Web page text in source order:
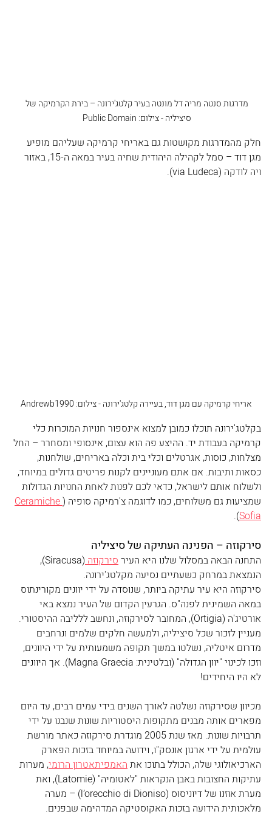
מדרגות סנטה מריה דל מונטה בעיר קלטג'ירונה – בירת הקרמיקה של
סיציליה - צילום: Public Domain
חלק מהמדרגות מקושטות גם באריחי קרמיקה שעליהם מופיע
מגן דוד – סמל לקהילה היהודית שחיה בעיר במאה ה-15, באזור
ויה לודקה (via Ludeca).
אריחי קרמיקה עם מגן דוד, בעיירה קלטג'ירונה - צילום: Andrewb1990
בקלטג'ירונה תוכלו כמובן למצוא אינספור חנויות המוכרות כלי
קרמיקה בעבודת יד. ההיצע פה הוא עצום, אינסופי ומסחרר – החל
מצלחות, כוסות, אגרטלים וכלי בית וכלה באריחים, שולחנות,
כסאות ותיבות. אם אתם מעוניינים לקנות פריטים גדולים במיוחד,
ולשלוח אותם לישראל, כדאי לכם לפנות לאחת החנויות הגדולות
שמציעות גם משלוחים, כמו לדוגמה צ'רמיקה סופיה (Ceramiche
Sofia
).
סירקוזה – הפנינה העתיקה של סיציליה
התחנה הבאה במסלול שלנו היא העיר סירקוזה
(Siracusa),
הנמצאת במרחק כשעתיים נסיעה מקלטג'ירונה.
סירקוזה היא עיר עתיקה ביותר, שנוסדה על ידי יוונים מקורינתוס
במאה השמינית לפנה"ס. הגרעין הקדום של העיר נמצא באי
אורטיג'ה (Ortigia), המחובר לסירקוזה, ונחשב ללליבה ההיסטורי.
מעניין לזכור שכל סיציליה, ולמעשה חלקים שלמים ונרחבים
מדרום איטליה, נשלטו במשך תקופה משמעותית על ידי היוונים,
וזכו לכינוי "יוון הגדולה" (ובלטינית: Magna Graecia). אך היוונים
לא היו היחידים!
מכיוון שסירקוזה נשלטה לאורך השנים בידי עמים רבים, עד היום
מפארים אותה מבנים מתקופות היסטוריות שונות שנבנו על ידי
תרבויות שונות. מאז שנת 2005 מוגדרת סירקוזה כאתר מורשת
עולמית על ידי ארגון אונסק"ו, וידועה במיוחד בזכות הפארק
הארכיאולוגי שלה, הכולל בתוכו את האמפיתאטרון הרומי, מערות
עתיקות החצובות באבן הנקראות "לאטומיה" (Latomie), ואת
מערת אוזנו של דיוניסוס (l’orecchio di Dioniso) – מערה
מלאכותית הידועה בזכות האקוסטיקה המדהימה שבפנים.